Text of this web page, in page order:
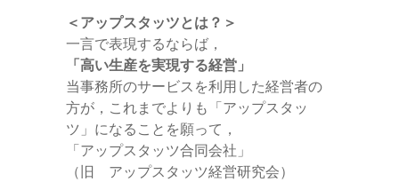
＜アップスタッツとは？＞
一言で表現するならば，
「高い生産を実現する経営」
当事務所のサービスを利用した経営者の
方が，これまでよりも「アップスタッ
ツ」になることを願って，
「アップスタッツ合同会社」
（旧 アップスタッツ経営研究会）